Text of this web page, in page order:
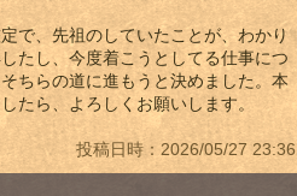
で、先祖のしていたことが、わかり
たし、今度着こうとしてる仕事につ
ちらの道に進もうと決めました。本
たら、よろしくお願いします。
投稿日時：2026/05/27 23:36